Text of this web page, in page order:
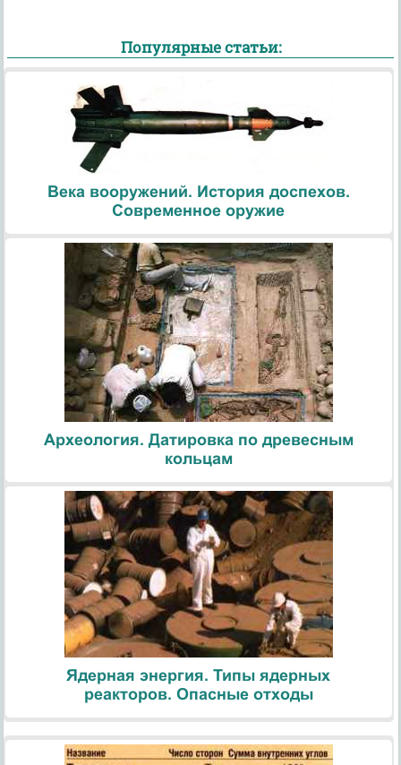
Популярные статьи:
Века вооружений. История доспехов.
Современное оружие
Археология. Датировка по древесным
кольцам
Ядерная энергия. Типы ядерных
реакторов. Опасные отходы